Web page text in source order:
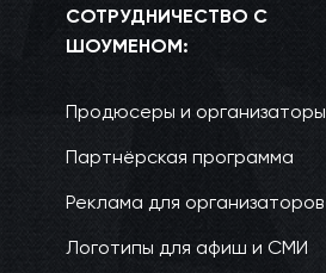
СОТРУДНИЧЕСТВО С
ШОУМЕНОМ:
Продюсеры и организаторы
Партнёрская программа
Реклама для организаторов
Логотипы для афиш и СМИ